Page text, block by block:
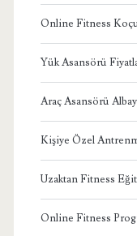
Online Fitness
Yük Asansörü
Araç Asansörü
Kişiye Özel
Uzaktan Fitness
Online Fitness